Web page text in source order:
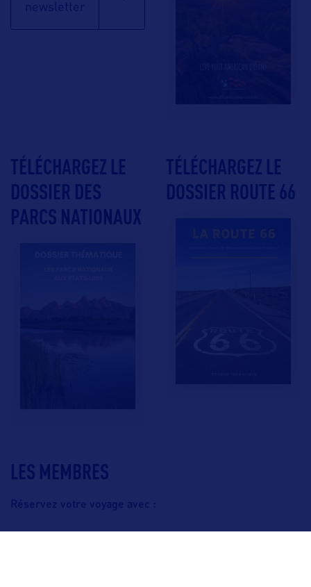
LES MEMBRES
Réservez votre voyage avec :
newsletter
TÉLÉCHARGEZ LE
DOSSIER DES
PARCS NATIONAUX
TÉLÉCHARGEZ LE
DOSSIER ROUTE 66